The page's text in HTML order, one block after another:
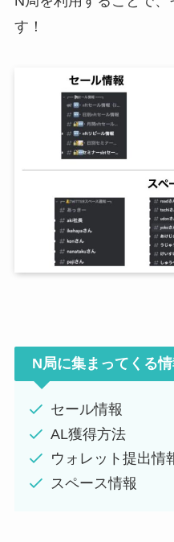
す！
N局に集まってくる情
セール情報
AL獲得方法
ウォレット提出情
スペース情報